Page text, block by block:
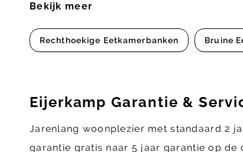
Bekijk meer
Rechthoekige Eetkamerbanken Bruine
Eijerkamp Garantie &
Jarenlang woonplezier met standaard 2
garantie gratis naar 5 jaar garantie op de